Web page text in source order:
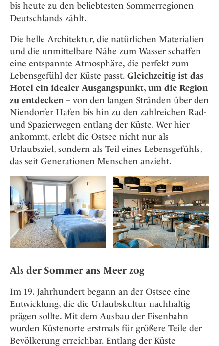
bis heute zu den beliebtesten Sommerregionen
Deutschlands zählt.
Die helle Architektur, die natürlichen Materialien
und die unmittelbare Nähe zum Wasser schaffen
eine entspannte Atmosphäre, die perfekt zum
Lebensgefühl der Küste passt. Gleichzeitig ist das
Hotel ein idealer Ausgangspunkt, um die Region
zu entdecken – von den langen Stränden über den
Niendorfer Hafen bis hin zu den zahlreichen Rad-
und Spazierwegen entlang der Küste. Wer hier
ankommt, erlebt die Ostsee nicht nur als
Urlaubsziel, sondern als Teil eines Lebensgefühls,
das seit Generationen Menschen anzieht.
Als der Sommer ans Meer zog
Im 19. Jahrhundert begann an der Ostsee eine
Entwicklung, die die Urlaubskultur nachhaltig
prägen sollte. Mit dem Ausbau der Eisenbahn
wurden Küstenorte erstmals für größere Teile der
Bevölkerung erreichbar. Entlang der Küste